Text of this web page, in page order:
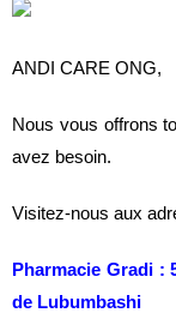
ANDI CARE ONG,
Nous vous offrons
avez besoin.
Visitez-nous aux
Pharmacie Gradi :
de Lubumbashi